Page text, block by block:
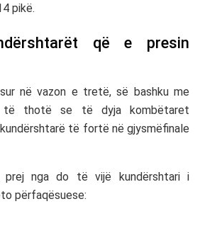
pikë.
që e presin
në vazon e tretë, së bashku me
të thotë se të dyja kombëtaret
të fortë në gjysmëfinale
prej nga do të vijë kundërshtari i
përfaqësuese: